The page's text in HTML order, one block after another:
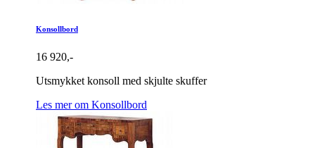
Konsollbord
16 920,-
Utsmykket konsoll med skjulte skuffer
Les mer om Konsollbord